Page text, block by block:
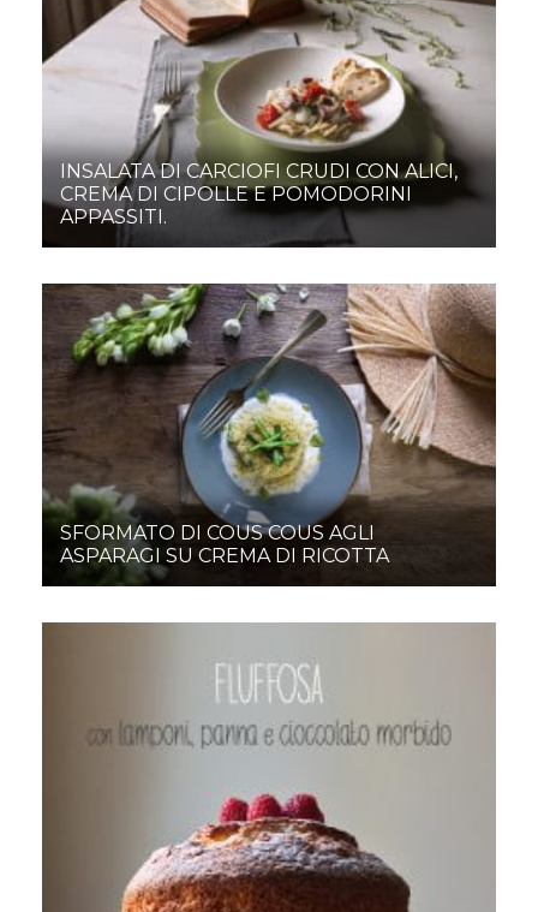
INSALATA DI CARCIOFI CRUDI CON ALICI,
CREMA DI CIPOLLE E POMODORINI
APPASSITI.
SFORMATO DI COUS COUS AGLI
ASPARAGI SU CREMA DI RICOTTA